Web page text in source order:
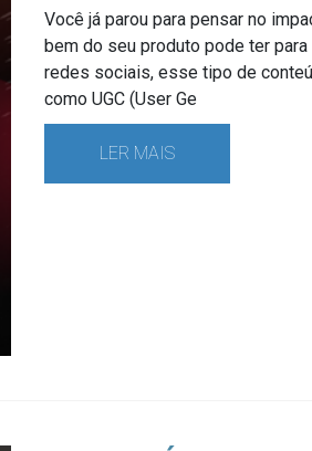
Você já parou para pensar no
bem do seu produto pode ter
redes sociais, esse tipo de
como UGC (User Ge
LER MAIS